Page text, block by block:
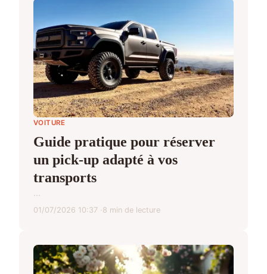
VOITURE
Guide pratique pour réserver
un pick-up adapté à vos
transports
...
01/07/2026 10:37 8 min de lecture